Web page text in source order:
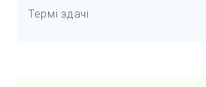
Термі здачі